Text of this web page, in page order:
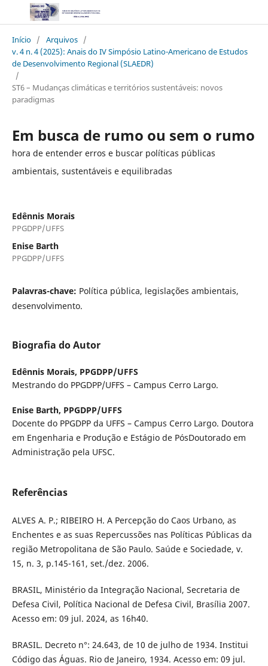
Início / Arquivos /
v. 4 n. 4 (2025): Anais do IV Simpósio Latino-Americano de Estudos
de Desenvolvimento Regional (SLAEDR)
/
ST6 – Mudanças climáticas e territórios sustentáveis: novos
paradigmas
Em busca de rumo ou sem o rumo
hora de entender erros e buscar políticas públicas
ambientais, sustentáveis e equilibradas
Edênnis Morais
PPGDPP/UFFS
Enise Barth
PPGDPP/UFFS
Palavras-chave: Política pública, legislações ambientais,
desenvolvimento.
Biografia do Autor
Edênnis Morais, PPGDPP/UFFS
Mestrando do PPGDPP/UFFS – Campus Cerro Largo.
Enise Barth, PPGDPP/UFFS
Docente do PPGDPP da UFFS – Campus Cerro Largo. Doutora
em Engenharia e Produção e Estágio de PósDoutorado em
Administração pela UFSC.
Referências
ALVES A. P.; RIBEIRO H. A Percepção do Caos Urbano, as
Enchentes e as suas Repercussões nas Políticas Públicas da
região Metropolitana de São Paulo. Saúde e Sociedade, v.
15, n. 3, p.145-161, set./dez. 2006.
BRASIL, Ministério da Integração Nacional, Secretaria de
Defesa Civil, Política Nacional de Defesa Civil, Brasília 2007.
Acesso em: 09 jul. 2024, as 16h40.
BRASIL. Decreto n°: 24.643, de 10 de julho de 1934. Institui
Código das Águas. Rio de Janeiro, 1934. Acesso em: 09 jul.